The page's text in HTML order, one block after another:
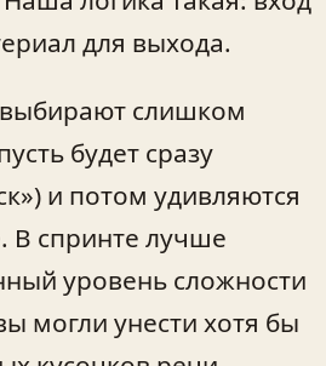
для выхода.
слишком
будет сразу
и потом удивляются
В спринте лучше
уровень сложности
могли унести хотя бы